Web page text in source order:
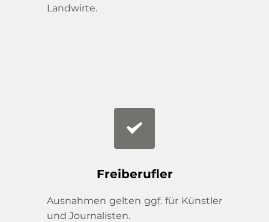
Landwirte.
Freiberufler
Ausnahmen gelten ggf. für Künstler
und Journalisten.